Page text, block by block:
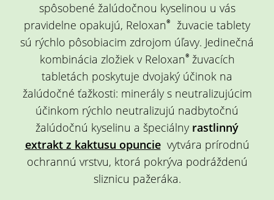
spôsobené žalúdočnou kyselinou u vás
pravidelne opakujú, Reloxan® žuvacie tablety
sú rýchlo pôsobiacim zdrojom úľavy. Jedinečná
kombinácia zložiek v Reloxan® žuvacích
tabletách poskytuje dvojaký účinok na
žalúdočné ťažkosti: minerály s neutralizujúcim
účinkom rýchlo neutralizujú nadbytočnú
žalúdočnú kyselinu a špeciálny rastlinný
extrakt z kaktusu opuncie vytvára prírodnú
ochrannú vrstvu, ktorá pokrýva podráždenú
sliznicu pažeráka.